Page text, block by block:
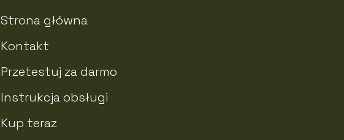
Strona główna
Kontakt
Przetestuj za darmo
Instrukcja obsługi
Kup teraz